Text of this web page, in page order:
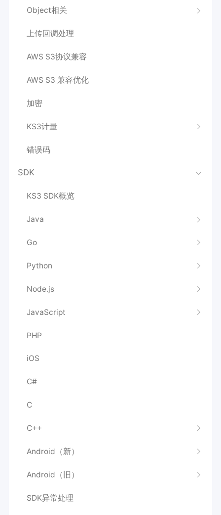
Object相关
上传回调处理
AWS S3协议兼容
AWS S3 兼容优化
加密
KS3计量
错误码
SDK
KS3 SDK概览
Java
Go
Python
Node.js
JavaScript
PHP
iOS
C#
C
C++
Android（新）
Android（旧）
SDK异常处理